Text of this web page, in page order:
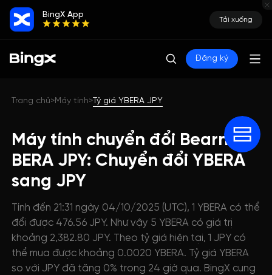
BingX App
Tải xuống
Đăng ký
Trang chủ>Máy tính>Tỷ giá YBERA JPY
Máy tính chuyển đổi Bearn
BERA JPY: Chuyển đổi YBERA
sang JPY
Tính đến 21:31 ngày 04/10/2025 (UTC), 1 YBERA có thể
đổi được 476.56 JPY. Như vậy 5 YBERA có giá trị
khoảng 2,382.80 JPY. Theo tỷ giá hiện tại, 1 JPY có
thể mua được khoảng 0.0020 YBERA. Tỷ giá YBERA
so với JPY đã tăng 0% trong 24 giờ qua. BingX cung